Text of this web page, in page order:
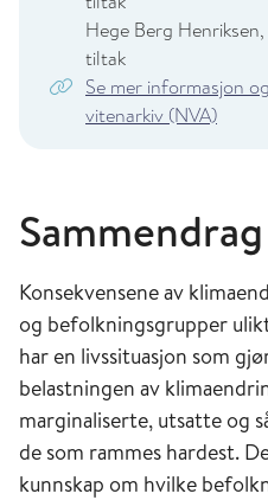
Hege Berg
tiltak
Se mer informasjon
vitenarkiv (NVA)
Sammendrag
Konsekvensene av
og befolkningsgrupper
har en livssituasjon som
belastningen av
marginaliserte, utsatte og
de som rammes hardest.
kunnskap om hvilke